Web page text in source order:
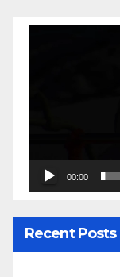
00:00
Recent Posts